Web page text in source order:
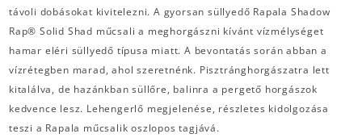
távoli dobásokat kivitelezni. A gyorsan süllyedő Rapala Shadow
Rap® Solid Shad műcsali a meghorgászni kívánt vízmélységet
hamar eléri süllyedő típusa miatt. A bevontatás során abban a
vízrétegben marad, ahol szeretnénk. Pisztránghorgászatra lett
kitalálva, de hazánkban süllőre, balinra a pergető horgászok
kedvence lesz. Lehengerlő megjelenése, részletes kidolgozása
teszi a Rapala műcsalik oszlopos tagjává.